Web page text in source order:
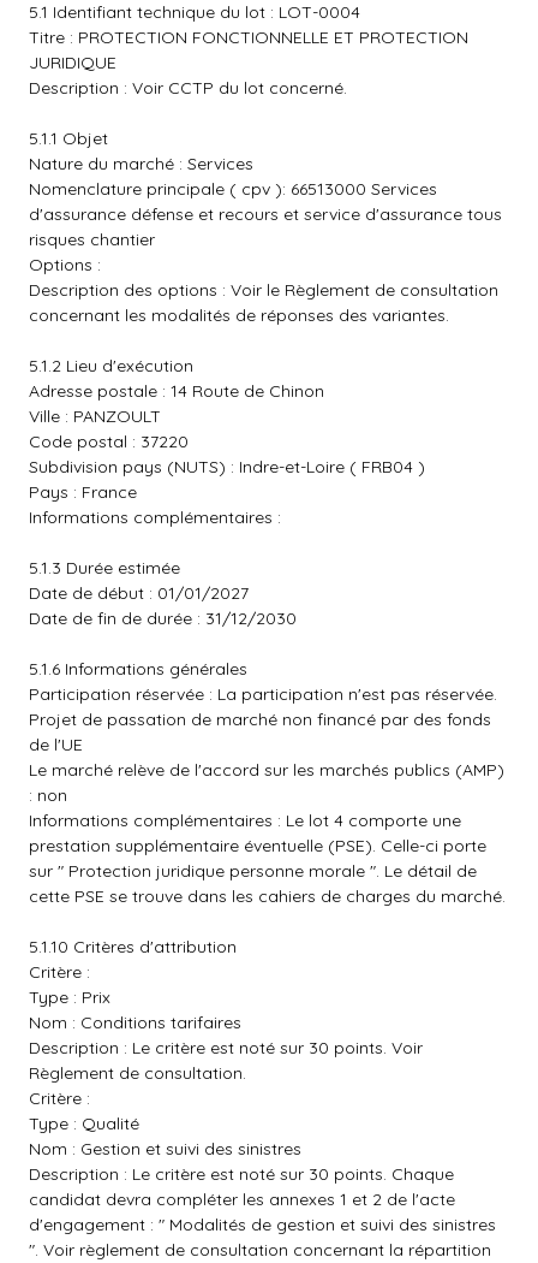
5.1 Identifiant technique du lot : LOT-0004
Titre : PROTECTION FONCTIONNELLE ET PROTECTION
JURIDIQUE
Description : Voir CCTP du lot concerné.
5.1.1 Objet
Nature du marché : Services
Nomenclature principale ( cpv ): 66513000 Services
d'assurance défense et recours et service d'assurance tous
risques chantier
Options :
Description des options : Voir le Règlement de consultation
concernant les modalités de réponses des variantes.
5.1.2 Lieu d'exécution
Adresse postale : 14 Route de Chinon
Ville : PANZOULT
Code postal : 37220
Subdivision pays (NUTS) : Indre-et-Loire ( FRB04 )
Pays : France
Informations complémentaires :
5.1.3 Durée estimée
Date de début : 01/01/2027
Date de fin de durée : 31/12/2030
5.1.6 Informations générales
Participation réservée : La participation n'est pas réservée.
Projet de passation de marché non financé par des fonds
de l'UE
Le marché relève de l'accord sur les marchés publics (AMP)
: non
Informations complémentaires : Le lot 4 comporte une
prestation supplémentaire éventuelle (PSE). Celle-ci porte
sur " Protection juridique personne morale ". Le détail de
cette PSE se trouve dans les cahiers de charges du marché.
5.1.10 Critères d'attribution
Critère :
Type : Prix
Nom : Conditions tarifaires
Description : Le critère est noté sur 30 points. Voir
Règlement de consultation.
Critère :
Type : Qualité
Nom : Gestion et suivi des sinistres
Description : Le critère est noté sur 30 points. Chaque
candidat devra compléter les annexes 1 et 2 de l'acte
d'engagement : " Modalités de gestion et suivi des sinistres
". Voir règlement de consultation concernant la répartition